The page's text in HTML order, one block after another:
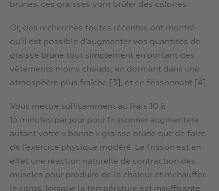
brunes, ces graisses vont brûler des calories.
Or, des recherches toutes récentes ont montré
qu’il est possible d’augmenter vos quantités de
graisse brune tout simplement en portant des
vêtements moins chauds, en dormant dans une
atmosphère plus fraîche [3], et en frissonnant [4].
Vous mettre suffisamment au frais 10 à
15 minutes par jour pour frissonner augmentera
autant votre « bonne » graisse brune que de faire
de l’exercice physique modéré. Le frisson est en
effet une réaction naturelle de contraction des
muscles pour produire de la chaleur et réchauffer
le corps, lorsque la température est insuffisante.